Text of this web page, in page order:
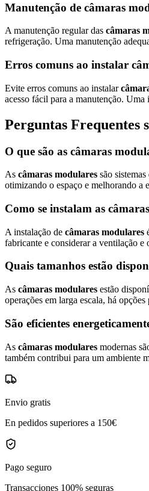
Manutenção de câmaras
A manutenção regular das câmaras
refrigeração. Uma manutenção
Erros comuns ao instalar
Evite erros comuns ao instalar
acesso fácil para a manutenção.
Perguntas Frequentes
O que são as câmaras
As câmaras modulares são
otimizando o espaço e melhorando a
Como se instalam as
A instalação de câmaras modulares
fabricante e considerar a ventilação e
Quais tamanhos estão
As câmaras modulares estão
operações em larga escala, há
São eficientes
As câmaras modulares modernas
também contribui para um ambiente
Envio gratis
En pedidos superiores a 150€
Pago seguro
Transacciones 100% seguras